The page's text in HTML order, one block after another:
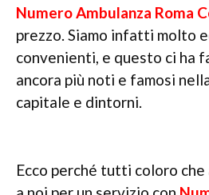
Numero Ambulanza Roma
prezzo. Siamo infatti molto
convenienti, e questo ci ha
ancora più noti e famosi
capitale e dintorni.
Ecco perché tutti coloro